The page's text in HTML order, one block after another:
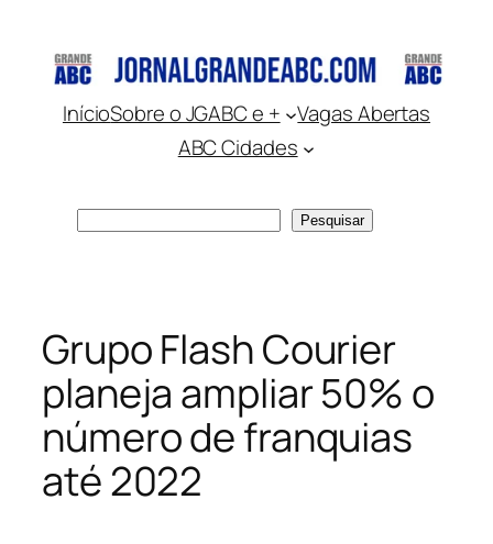
conteúdo
InícioSobre o JGABC e +
Vagas Abertas
ABC Cidades
Pesquisar
Grupo Flash Courier
planeja ampliar 50% o
número de franquias
até 2022